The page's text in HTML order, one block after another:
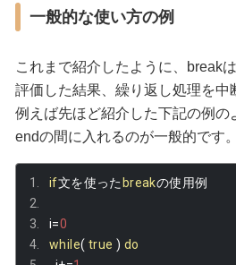
一般的な使い方の例
これまで紹介したように、break
評価した結果、繰り返し処理を中
例えば先ほど紹介した下記の例の
endの間に入れるのが一般的です。
if文を使った breakの使用例
i=0
while( true ) do